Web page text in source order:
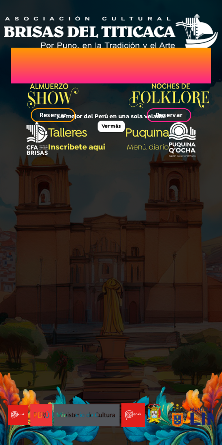
63 AÑOS DE NUESTRA
HISTORIA
Reservar Reservar
¡Lo mejor del Perú en una sola velada!
Ver más
Talleres
Inscribete aqui
Puquina
Menú diario